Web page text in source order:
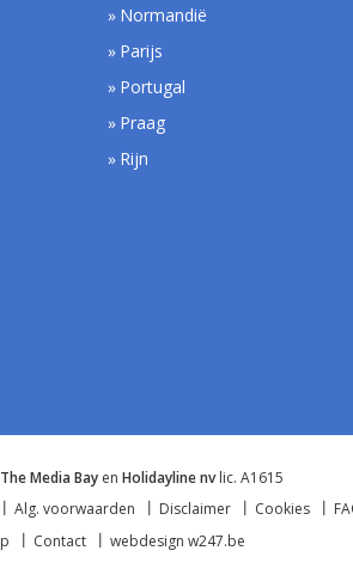
Normandië
Parijs
Portugal
Praag
Rijn
The Media Bay en Holidayline nvlic. A1615
Alg. voorwaarden Disclaimer Cookies
Contact webdesign w247.be